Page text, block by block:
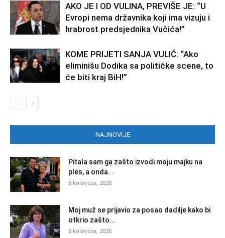
AKO JE I OD VULINA, PREVIŠE JE: “U
Evropi nema državnika koji ima vizuju i
hrabrost predsjednika Vučića!”
KOME PRIJETI SANJA VULIĆ: “Ako
eliminišu Dodika sa političke scene, to
će biti kraj BiH!”
NAJNOVIJE
Pitala sam ga zašto izvodi moju majku na
ples, a onda...
6 kolovoza, 2026
Moj muž se prijavio za posao dadilje kako bi
otkrio zašto...
6 kolovoza, 2026